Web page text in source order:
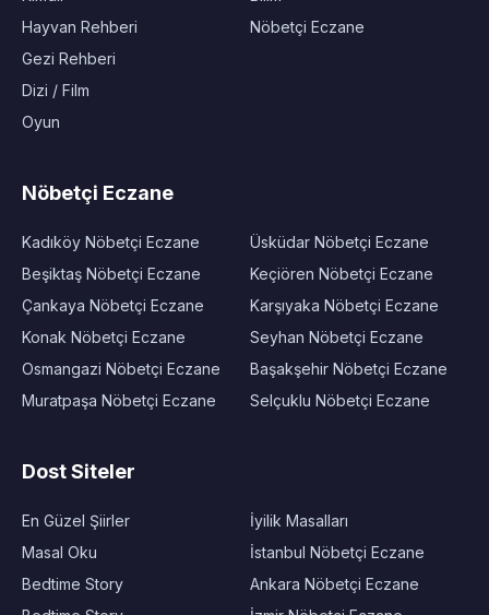
Hayvan Rehberi
Gezi Rehberi
Dizi / Film
Oyun
Nöbetçi Eczane
Nöbetçi Eczane
Kadıköy Nöbetçi Eczane
Beşiktaş Nöbetçi Eczane
Çankaya Nöbetçi Eczane
Konak Nöbetçi Eczane
Osmangazi Nöbetçi Eczane
Muratpaşa Nöbetçi Eczane
Üsküdar Nöbetçi Eczane
Keçiören Nöbetçi Eczane
Karşıyaka Nöbetçi Eczane
Seyhan Nöbetçi Eczane
Başakşehir Nöbetçi Eczane
Selçuklu Nöbetçi Eczane
Dost Siteler
En Güzel Şiirler
Masal Oku
Bedtime Story
İyilik Masalları
İstanbul Nöbetçi Eczane
Ankara Nöbetçi Eczane